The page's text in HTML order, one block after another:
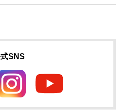
SNS